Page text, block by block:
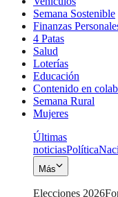
Semana Sostenible
Finanzas
4 Patas
Salud
Loterías
Educación
Contenido en
Semana Rural
Mujeres
Últimas
noticiasPolítica
Más
Elecciones 2026